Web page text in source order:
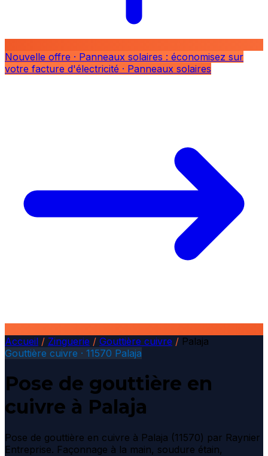
Nouvelle offre · Panneaux solaires : économisez sur
votre facture d'électricité · Panneaux solaires
Accueil / Zinguerie / Gouttière cuivre / Palaja
Gouttière cuivre · 11570 Palaja
Pose de gouttière en
cuivre à Palaja
Pose de gouttière en cuivre à Palaja (11570) par Raynier
Entreprise. Façonnage à la main, soudure étain,